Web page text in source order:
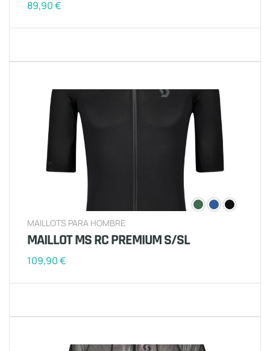
89,90€
MAILLOTS PARA HOMBRE
MAILLOT MS RC PREMIUM S/SL
109,90€